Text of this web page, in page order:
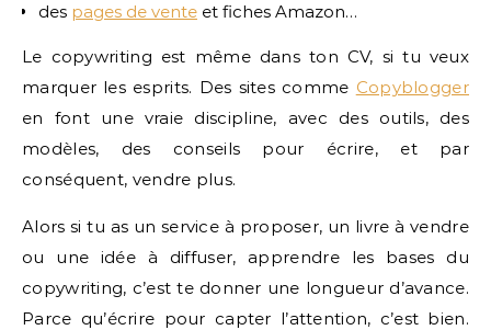
des pages de vente et fiches Amazon…
Le copywriting est même dans ton CV, si tu veux
marquer les esprits. Des sites comme Copyblogger
en font une vraie discipline, avec des outils, des
modèles, des conseils pour écrire, et par
conséquent, vendre plus.
Alors si tu as un service à proposer, un livre à vendre
ou une idée à diffuser, apprendre les bases du
copywriting, c’est te donner une longueur d’avance.
Parce qu’écrire pour capter l’attention, c’est bien.